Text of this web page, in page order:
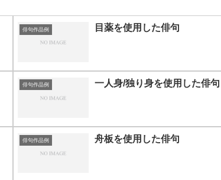
俳句作品例 目薬を使用した俳句
俳句作品例 一人身/独り身を使用した俳句
俳句作品例 舟板を使用した俳句